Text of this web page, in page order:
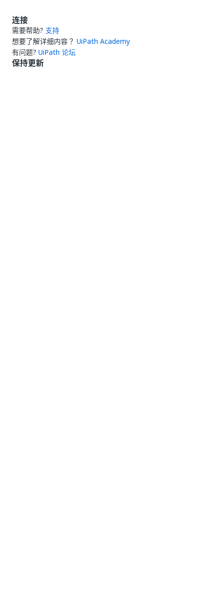
连接
需要帮助? 支持
想要了解详细内容？ UiPath Academy
有问题? UiPath 论坛
保持更新